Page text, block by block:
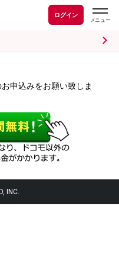
ログイン
申込みをお願い致しま
INC.